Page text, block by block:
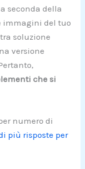
seconda della
immagini del tuo
soluzione
versione
che si
numero di
più risposte per